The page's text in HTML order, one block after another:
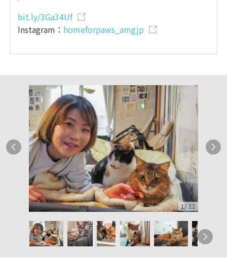
bit.ly/3Ga34Uf
Instagram： homeforpaws_amgjp
1/ 11